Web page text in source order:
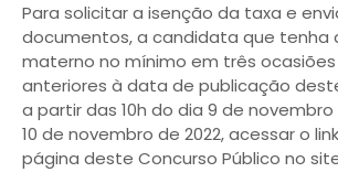
Para solicitar a isenção da taxa e
documentos, a candidata que tenha
materno no mínimo em três ocasiões
anteriores à data de publicação
a partir das 10h do dia 9 de
10 de novembro de 2022, acessar o
página deste Concurso Público no